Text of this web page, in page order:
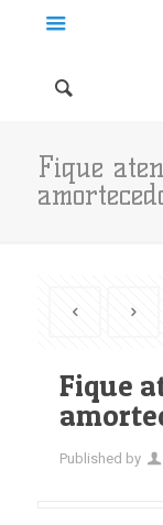
Fique
Fique
Published by